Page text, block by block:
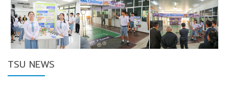
TSU NEWS